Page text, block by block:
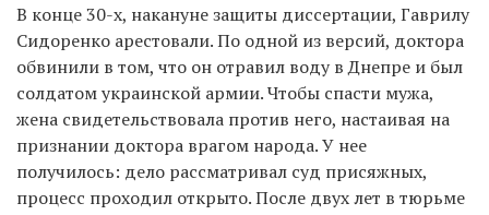
В конце 30-х, накануне защиты диссертации, Гаврилу
Сидоренко арестовали. По одной из версий, доктора
обвинили в том, что он отравил воду в Днепре и был
солдатом украинской армии. Чтобы спасти мужа,
жена свидетельствовала против него, настаивая на
признании доктора врагом народа. У нее
получилось: дело рассматривал суд присяжных,
процесс проходил открыто. После двух лет в тюрьме